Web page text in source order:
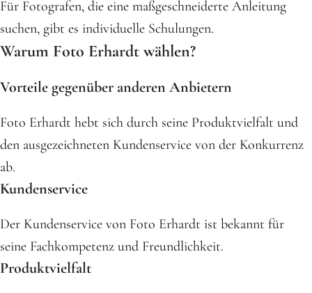
Für Fotografen, die eine maßgeschneiderte Anleitung
suchen, gibt es individuelle Schulungen.
Warum Foto Erhardt wählen?
Vorteile gegenüber anderen Anbietern
Foto Erhardt hebt sich durch seine Produktvielfalt und
den ausgezeichneten Kundenservice von der Konkurrenz
ab.
Kundenservice
Der Kundenservice von Foto Erhardt ist bekannt für
seine Fachkompetenz und Freundlichkeit.
Produktvielfalt